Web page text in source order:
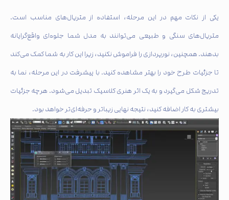
یکی از نکات مهم در این مرحله، استفاده از متریال‌های مناسب است.
متریال‌های سنگی و طبیعی می‌توانند به مدل شما جلوه‌ای واقع‌گرایانه
بدهند. همچنین، نورپردازی را فراموش نکنید، زیرا این کار به شما کمک می‌کند
تا جزئیات طرح خود را بهتر مشاهده کنید. با پیشرفت در این مرحله، نما به
تدریج شکل می‌گیرد و به یک اثر هنری کلاسیک تبدیل می‌شود. هرچه جزئیات
بیشتری به کار اضافه کنید، نتیجه نهایی زیباتر و حرفه‌ای‌تر خواهد بود.